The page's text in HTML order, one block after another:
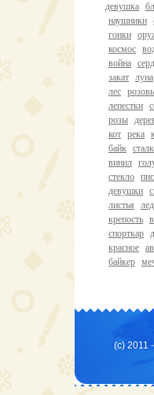
девушка
наушники
гонки
космос
война
закат луна
лес
лепестки
розы
кот река
байк
винил
стекло
девушки
листья
лед
крепость
спорткар
красное
байкер
(c) 2011